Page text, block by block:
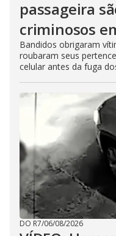
passageira
criminosos
Bandidos obrigaram
roubaram seus
celular antes da fuga
DO R7/06/08/2026